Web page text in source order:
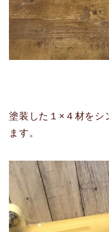
塗装した１×４材をシ
ます。